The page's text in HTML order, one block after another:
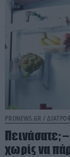
PRONEWS.GR /
Πεινάσατε;
χωρίς να